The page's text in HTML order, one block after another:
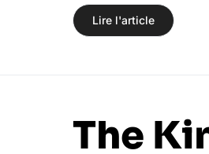
Lire l'article
The